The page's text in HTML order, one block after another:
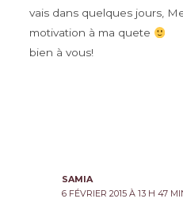
vais dans quelques jours,
motivation à ma quete
bien à vous!
SAMIA
6 FÉVRIER 2015 À 13 H 47